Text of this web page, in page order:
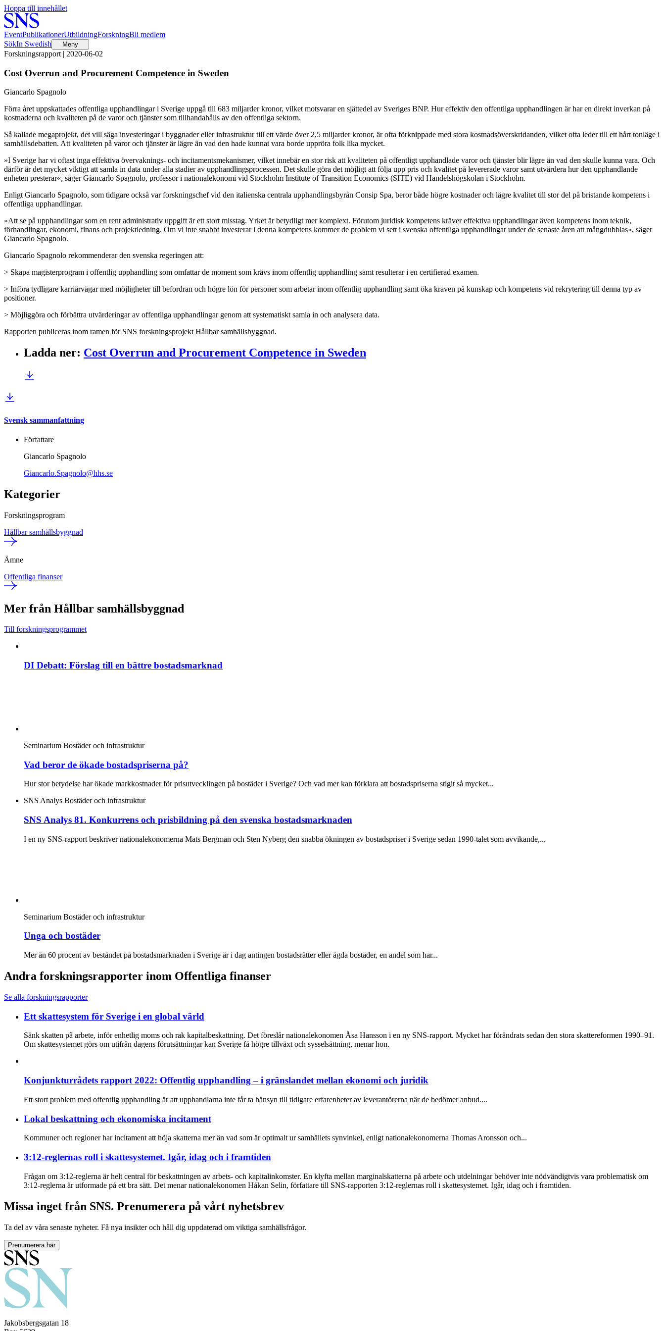
Hoppa till innehållet
EventPublikationerUtbildningForskningBli medlem
SökIn Swedish Meny
Forskningsrapport | 2020-06-02
Cost Overrun and Procurement Competence in Sweden
Giancarlo Spagnolo
Förra året uppskattades offentliga upphandlingar i Sverige uppgå till 683 miljarder kronor, vilket motsvarar en sjättedel av Sveriges BNP. Hur effektiv den offentliga upphandlingen är har en direkt inverkan på
kostnaderna och kvaliteten på de varor och tjänster som tillhandahålls av den offentliga sektorn.
Så kallade megaprojekt, det vill säga investeringar i byggnader eller infrastruktur till ett värde över 2,5 miljarder kronor, är ofta förknippade med stora kostnadsöverskridanden, vilket ofta leder till ett hårt tonläge i
samhällsdebatten. Att kvaliteten på varor och tjänster är lägre än vad den hade kunnat vara borde uppröra folk lika mycket.
»I Sverige har vi oftast inga effektiva övervaknings- och incitamentsmekanismer, vilket innebär en stor risk att kvaliteten på offentligt upphandlade varor och tjänster blir lägre än vad den skulle kunna vara. Och
därför är det mycket viktigt att samla in data under alla stadier av upphandlingsprocessen. Det skulle göra det möjligt att följa upp pris och kvalitet på levererade varor samt utvärdera hur den upphandlande
enheten presterar«, säger Giancarlo Spagnolo, professor i nationalekonomi vid Stockholm Institute of Transition Economics (SITE) vid Handelshögskolan i Stockholm.
Enligt Giancarlo Spagnolo, som tidigare också var forskningschef vid den italienska centrala upphandlingsbyrån Consip Spa, beror både högre kostnader och lägre kvalitet till stor del på bristande kompetens i
offentliga upphandlingar.
»Att se på upphandlingar som en rent administrativ uppgift är ett stort misstag. Yrket är betydligt mer komplext. Förutom juridisk kompetens kräver effektiva upphandlingar även kompetens inom teknik,
förhandlingar, ekonomi, finans och projektledning. Om vi inte snabbt investerar i denna kompetens kommer de problem vi sett i svenska offentliga upphandlingar under de senaste åren att mångdubblas«, säger
Giancarlo Spagnolo.
Giancarlo Spagnolo rekommenderar den svenska regeringen att:
> Skapa magisterprogram i offentlig upphandling som omfattar de moment som krävs inom offentlig upphandling samt resulterar i en certifierad examen.
> Införa tydligare karriärvägar med möjligheter till befordran och högre lön för personer som arbetar inom offentlig upphandling samt öka kraven på kunskap och kompetens vid rekrytering till denna typ av
positioner.
> Möjliggöra och förbättra utvärderingar av offentliga upphandlingar genom att systematiskt samla in och analysera data.
Rapporten publiceras inom ramen för SNS forskningsprojekt Hållbar samhällsbyggnad.
Ladda ner: Cost Overrun and Procurement Competence in Sweden
Svensk sammanfattning
Författare
Giancarlo Spagnolo
Giancarlo.Spagnolo@hhs.se
Kategorier
Forskningsprogram
Hållbar samhällsbyggnad
Ämne
Offentliga finanser
Mer från Hållbar samhällsbyggnad
Till forskningsprogrammet
DI Debatt: Förslag till en bättre bostadsmarknad
Seminarium Bostäder och infrastruktur
Vad beror de ökade bostadspriserna på?
Hur stor betydelse har ökade markkostnader för prisutvecklingen på bostäder i Sverige? Och vad mer kan förklara att bostadspriserna stigit så mycket...
SNS Analys Bostäder och infrastruktur
SNS Analys 81. Konkurrens och prisbildning på den svenska bostadsmarknaden
I en ny SNS-rapport beskriver nationalekonomerna Mats Bergman och Sten Nyberg den snabba ökningen av bostadspriser i Sverige sedan 1990-talet som avvikande,...
Seminarium Bostäder och infrastruktur
Unga och bostäder
Mer än 60 procent av beståndet på bostadsmarknaden i Sverige är i dag antingen bostadsrätter eller ägda bostäder, en andel som har...
Andra forskningsrapporter inom Offentliga finanser
Se alla forskningsrapporter
Ett skattesystem för Sverige i en global värld
Sänk skatten på arbete, inför enhetlig moms och rak kapitalbeskattning. Det föreslår nationalekonomen Åsa Hansson i en ny SNS-rapport. Mycket har förändrats sedan den stora skattereformen 1990–91.
Om skattesystemet görs om utifrån dagens förutsättningar kan Sverige få högre tillväxt och sysselsättning, menar hon.
Konjunkturrådets rapport 2022: Offentlig upphandling – i gränslandet mellan ekonomi och juridik
Ett stort problem med offentlig upphandling är att upphandlarna inte får ta hänsyn till tidigare erfarenheter av leverantörerna när de bedömer anbud....
Lokal beskattning och ekonomiska incitament
Kommuner och regioner har incitament att höja skatterna mer än vad som är optimalt ur samhällets synvinkel, enligt nationalekonomerna Thomas Aronsson och...
3:12-reglernas roll i skattesystemet. Igår, idag och i framtiden
Frågan om 3:12-reglerna är helt central för beskattningen av arbets- och kapitalinkomster. En klyfta mellan marginalskatterna på arbete och utdelningar behöver inte nödvändigtvis vara problematisk om
3:12-reglerna är utformade på ett bra sätt. Det menar nationalekonomen Håkan Selin, författare till SNS-rapporten 3:12-reglernas roll i skattesystemet. Igår, idag och i framtiden.
Missa inget från SNS. Prenumerera på vårt nyhetsbrev
Ta del av våra senaste nyheter. Få nya insikter och håll dig uppdaterad om viktiga samhällsfrågor.
Prenumerera här
Jakobsbergsgatan 18